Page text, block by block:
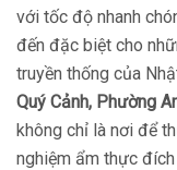
với tốc độ nhanh
đến đặc biệt cho
truyền thống của
Quý Cảnh, Phường
không chỉ là nơi để
nghiệm ẩm thực